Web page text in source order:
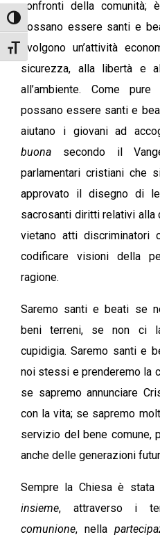
Attiva/disattiva alto contrasto
Attiva/disattiva dimensione testo
confronti della comunità;
possano essere santi e
svolgono un’attività
sicurezza, alla libertà e
all’ambiente. Come
possano essere santi e
aiutano i giovani ad
buona secondo il
parlamentari cristiani che
approvato il disegno di
sacrosanti diritti relativi alla
vietano atti discriminatori
codificare visioni della
ragione.
Saremo santi e beati se
beni terreni, se non ci
cupidigia. Saremo santi e
noi stessi e prenderemo la
se sapremo annunciare
con la vita; se sapremo
servizio del bene comune,
anche delle generazioni
Sempre la Chiesa è stata
insieme, attraverso i
comunione, nella